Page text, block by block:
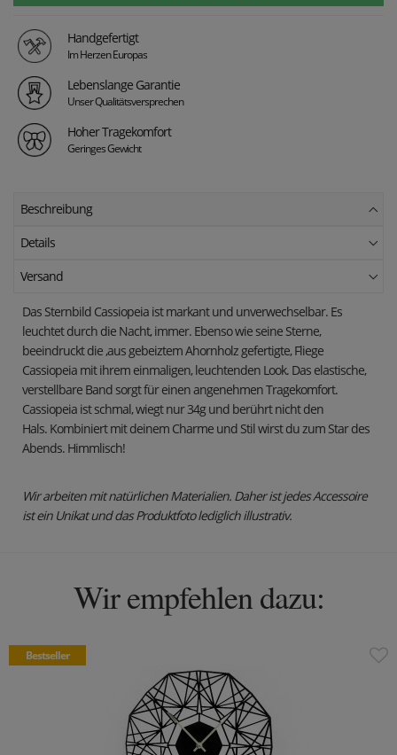
Handgefertigt
Im Herzen Europas
Lebenslange Garantie
Unser Qualitätsversprechen
Hoher Tragekomfort
Geringes Gewicht
Beschreibung
Details
Versand
Das Sternbild Cassiopeia ist markant und unverwechselbar. Es
leuchtet durch die Nacht, immer. Ebenso wie seine Sterne,
beeindruckt die ,aus gebeiztem Ahornholz gefertigte, Fliege
Cassiopeia mit ihrem einmaligen, leuchtenden Look. Das elastische,
verstellbare Band sorgt für einen angenehmen Tragekomfort.
Cassiopeia ist schmal, wiegt nur 34g und berührt nicht den
Hals. Kombiniert mit deinem Charme und Stil wirst du zum Star des
Abends. Himmlisch!
Wir arbeiten mit natürlichen Materialien. Daher ist jedes Accessoire
ist ein Unikat und das Produktfoto lediglich illustrativ.
Wir empfehlen dazu:
Bestseller